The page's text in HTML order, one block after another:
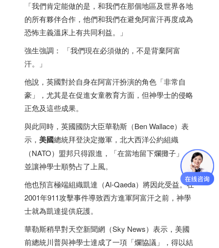
「我們肯定能做的是，和我們在那個地區及世界各地
的所有夥伴合作，他們和我們在避免阿富汗再度成為
恐怖主義溫床上有共同利益。」
強生強調： 「我們現在必須做的，不是背棄阿富
汗。」
他說，英國對於自身在阿富汗扮演的角色「非常自
豪」，尤其是在促進女童教育方面，但神學士的侵略
正危及這些成果。
與此同時，英國國防大臣華勒斯（Ben Wallace）表
示， 美國總統拜登決定撤軍，北大西洋公約組織
（NATO）盟邦只得跟進，「在當地留下爛攤子」，
並讓神學士順勢占了上風。
他也預言極端組織凱達（Al-Qaeda）將因此受益。在
2001年911攻擊事件導致西方進軍阿富汗之前，神學
士就為凱達提供庇護。
華勒斯稍早對天空新聞網（Sky News）表示，美國
前總統川普與神學士達成了一項「爛協議」，得以結